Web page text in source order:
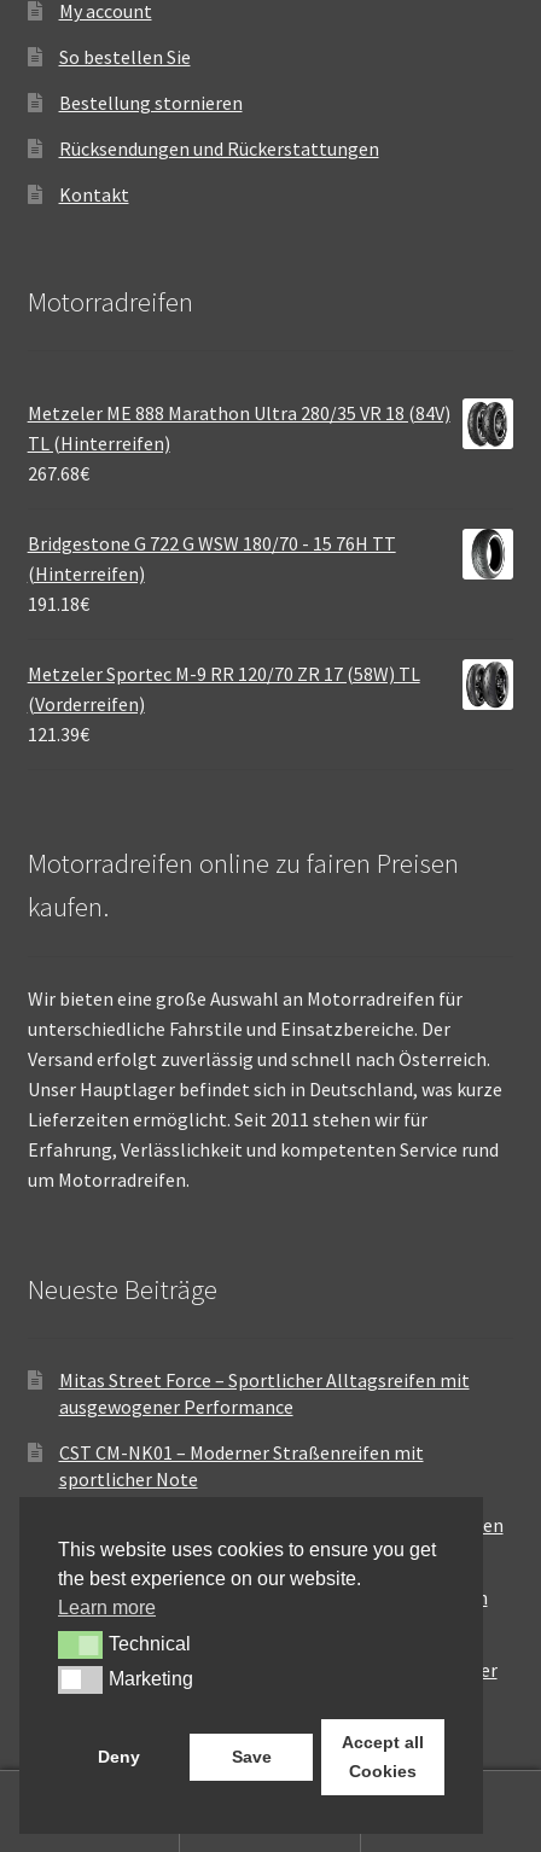
My account
So bestellen Sie
Bestellung stornieren
Rücksendungen und Rückerstattungen
Kontakt
Motorradreifen
Metzeler ME 888 Marathon Ultra 280/35 VR 18 (84V)
TL (Hinterreifen)
267.68€
Bridgestone G 722 G WSW 180/70 - 15 76H TT
(Hinterreifen)
191.18€
Metzeler Sportec M-9 RR 120/70 ZR 17 (58W) TL
(Vorderreifen)
121.39€
Motorradreifen online zu fairen Preisen
kaufen.
Wir bieten eine große Auswahl an Motorradreifen für
unterschiedliche Fahrstile und Einsatzbereiche. Der
Versand erfolgt zuverlässig und schnell nach Österreich.
Unser Hauptlager befindet sich in Deutschland, was kurze
Lieferzeiten ermöglicht. Seit 2011 stehen wir für
Erfahrung, Verlässlichkeit und kompetenten Service rund
um Motorradreifen.
Neueste Beiträge
Mitas Street Force – Sportlicher Alltagsreifen mit
ausgewogener Performance
CST CM-NK01 – Moderner Straßenreifen mit
sportlicher Note
Maxxis MA-ST3 – Ausgewogener Sport-Touring-Reifen
für vielseitige Einsätze
Pirelli City Demon – Zuverlässigkeit für den urbanen
Alltag
Metzeler Perfect ME77 – Klassische Optik mit solider
Straßenperformance
This website uses cookies to ensure you get
the best experience on our website.
Learn more
TechnicalTechnical
MarketingMarketing
Deny Save
Accept all
Cookies